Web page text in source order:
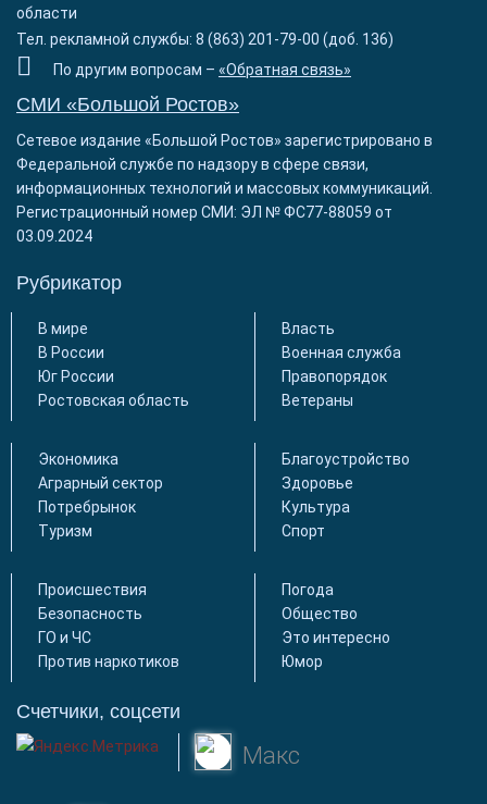
области
Тел. рекламной службы: 8 (863) 201-79-00 (доб. 136)
По другим вопросам – «Обратная связь»
СМИ «Большой Ростов»
Сетевое издание «Большой Ростов» зарегистрировано в
Федеральной службе по надзору в сфере связи,
информационных технологий и массовых коммуникаций.
Регистрационный номер СМИ: ЭЛ № ФС77-88059 от
03.09.2024
Рубрикатор
В мире
В России
Юг России
Ростовская область
Власть
Военная служба
Правопорядок
Ветераны
Экономика
Аграрный сектор
Потребрынок
Туризм
Благоустройство
Здоровье
Культура
Спорт
Происшествия
Безопасность
ГО и ЧС
Против наркотиков
Погода
Общество
Это интересно
Юмор
Счетчики, соцсети
Макс